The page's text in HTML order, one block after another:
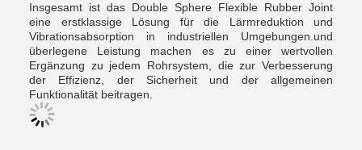
Insgesamt ist das Double Sphere Flexible Rubber Joint
eine erstklassige Lösung für die Lärmreduktion und
Vibrationsabsorption in industriellen Umgebungen.und
überlegene Leistung machen es zu einer wertvollen
Ergänzung zu jedem Rohrsystem, die zur Verbesserung
der Effizienz, der Sicherheit und der allgemeinen
Funktionalität beitragen.